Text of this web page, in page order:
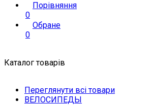
Порівняння
0
Обране
0
Каталог товарів
Переглянути всі товари
ВЕЛОСИПЕДЫ